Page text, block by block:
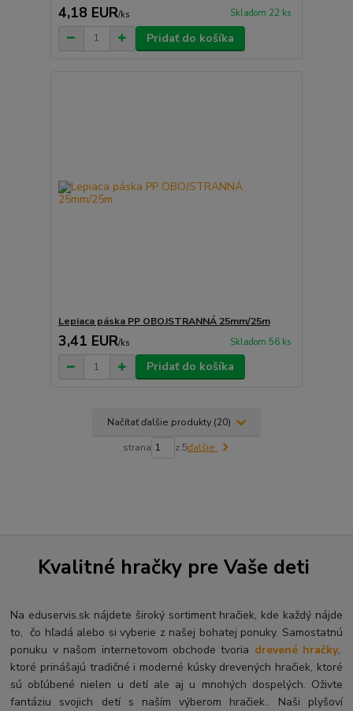
4,18 EUR/ks Skladom 22 ks
Pridať do košíka
Lepiaca páska PP OBOJSTRANNÁ 25mm/25m
3,41 EUR/ks Skladom 56 ks
Pridať do košíka
Načítať ďalšie produkty (20)
strana z 5ďalšie
Kvalitné hračky pre Vaše deti
Na eduservis.sk nájdete široký sortiment hračiek, kde každý nájde
to, čo hľadá alebo si vyberie z našej bohatej ponuky. Samostatnú
ponuku v našom internetovom obchode tvoria drevené hračky,
ktoré prinášajú tradičné i moderné kúsky drevených hračiek, ktoré
sú obľúbené nielen u detí ale aj u mnohých dospelých. Oživte
fantáziu svojich detí s naším výberom hračiek.. Naši plyšoví